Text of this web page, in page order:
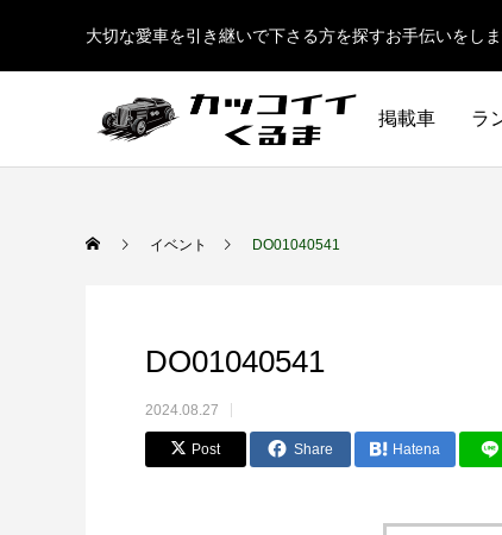
大切な愛車を引き継いで下さる方を探すお手伝いをし
掲載車 ラ
GERMANY
イベント DO01040541
DO01040541
2024.08.27
Post Share Hatena